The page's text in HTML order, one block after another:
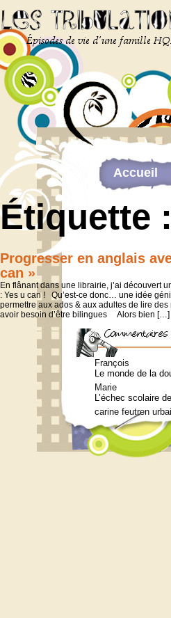
Accueil
The last…
Étiquette :
Progresser en anglais
can »
En flânant dans une librairie, j’ai découvert
: Yes u can ! Qu’est-ce donc… une idée
permettre aux ados & aux adultes de lire
avoir besoin d’être bilingues Alors bien […]
François
Le monde de la
Marie
L’échec scolaire
carine feutren
Petit lexique en
Marie
Qui consulter
Siouplet
Qui consulter